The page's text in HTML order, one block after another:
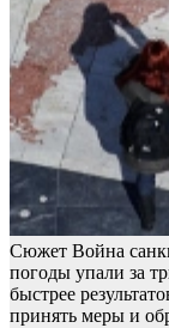
Сюжет Война
погоды упали за
быстрее
принять меры и